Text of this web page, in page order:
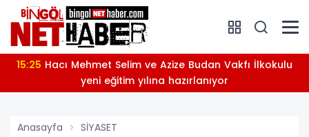
15:03Milletvekili Berdibek, Bosna-Hersekli ekonomi
bakanıyla görüştü
Anasayfa SİYASET